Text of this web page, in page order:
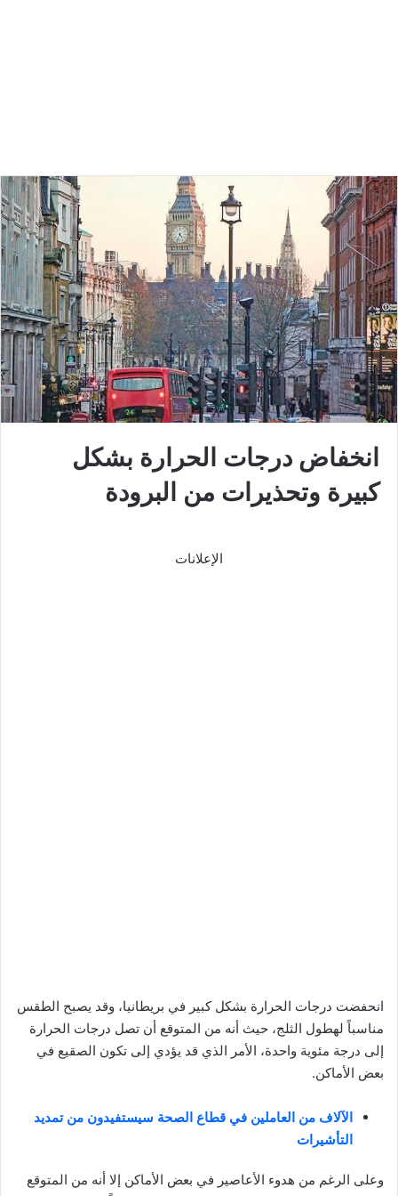
انخفاض درجات الحرارة بشكل
كبيرة وتحذيرات من البرودة
الإعلانات
انحفضت درجات الحرارة بشكل كبير في بريطانيا، وقد يصبح الطقس
مناسباً لهطول الثلج، حيث أنه من المتوقع أن تصل درجات الحرارة
إلى درجة مئوية واحدة، الأمر الذي قد يؤدي إلى تكون الصقيع في
بعض الأماكن.
الآلاف من العاملين في قطاع الصحة سيستفيدون من تمديد
التأشيرات
وعلى الرغم من هدوء الأعاصير في بعض الأماكن إلا أنه من المتوقع